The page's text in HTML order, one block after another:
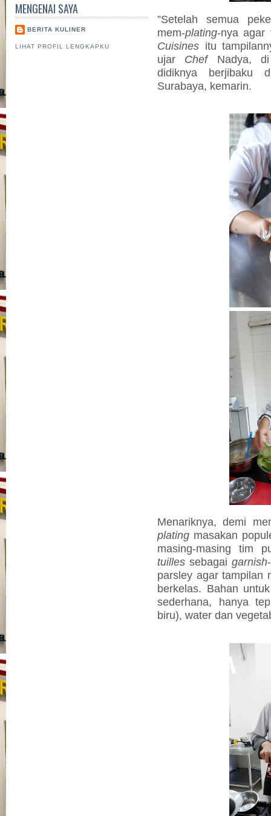
MENGENAI SAYA
BERITA KULINER
LIHAT PROFIL LENGKAPKU
”Setelah semua
mem-plating-nya agar
Cuisines itu
ujar ChefNadya, di
didiknya
Surabaya, kemarin.
Menariknya, demi
plating masakan
masing-masing tim
tuilles sebagai garnish
parsley agar tampilan
berkelas. Bahan
sederhana, hanya
biru), water dan